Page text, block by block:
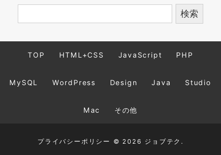
TOP HTML+CSS JavaScript PHP
MySQL WordPress Design Java Studio
Mac その他
プライバシーポリシー © 2026 ジョブテク.